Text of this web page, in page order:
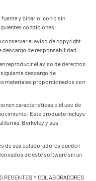
y binario, con o sin
condiciones:
conservar el aviso de copyright
de responsabilidad.
reproducir el aviso de derechos
descargo de
materiales proporcionados con
características o el uso de
Este producto incluye
Berkeley y sus
de sus colaboradores pueden
de este software sin un
REGENTES Y COLABORADORES